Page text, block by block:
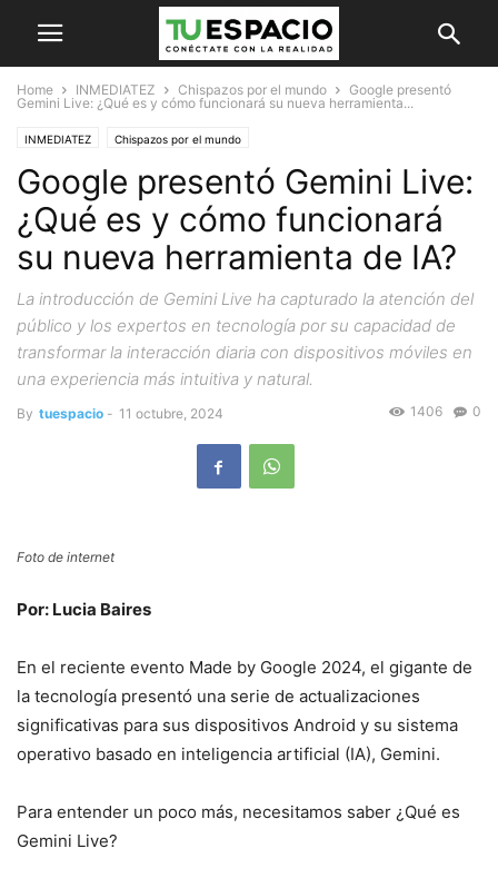
Home INMEDIATEZ Chispazos por el mundo
Google presentó
Gemini Live: ¿Qué es y cómo funcionará su nueva herramienta...
INMEDIATEZ Chispazos por el mundo
Google presentó Gemini Live:
¿Qué es y cómo funcionará
su nueva herramienta de IA?
La introducción de Gemini Live ha capturado la atención del
público y los expertos en tecnología por su capacidad de
transformar la interacción diaria con dispositivos móviles en
una experiencia más intuitiva y natural.
By tuespacio - 11 octubre, 2024 0
1406
Foto de internet
Por: Lucia Baires
En el reciente evento Made by Google 2024, el gigante de
la tecnología presentó una serie de actualizaciones
significativas para sus dispositivos Android y su sistema
operativo basado en inteligencia artificial (IA), Gemini.
Para entender un poco más, necesitamos saber ¿Qué es
Gemini Live?